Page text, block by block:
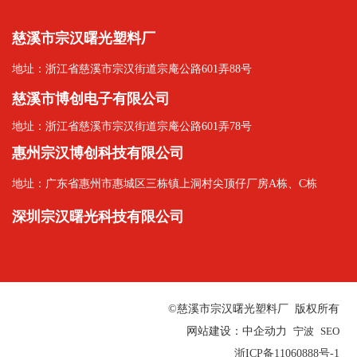
慈溪市宗汉曙光塑料厂
地址：浙江省慈溪市宗汉街道宗庵公路601弄88号
慈溪市博创电子有限公司
地址：浙江省慈溪市宗汉街道宗庵公路601弄78号
惠州宗汉博创科技有限公司
地址：广东省惠州市惠城区三栋镇上洞村尖顶仔厂房A栋、C栋
深圳宗汉曙光科技有限公司
©慈溪市宗汉曙光塑料厂 版权所有
网站建设：中企动力
宁波 SEO
浙ICP备11060888号-1